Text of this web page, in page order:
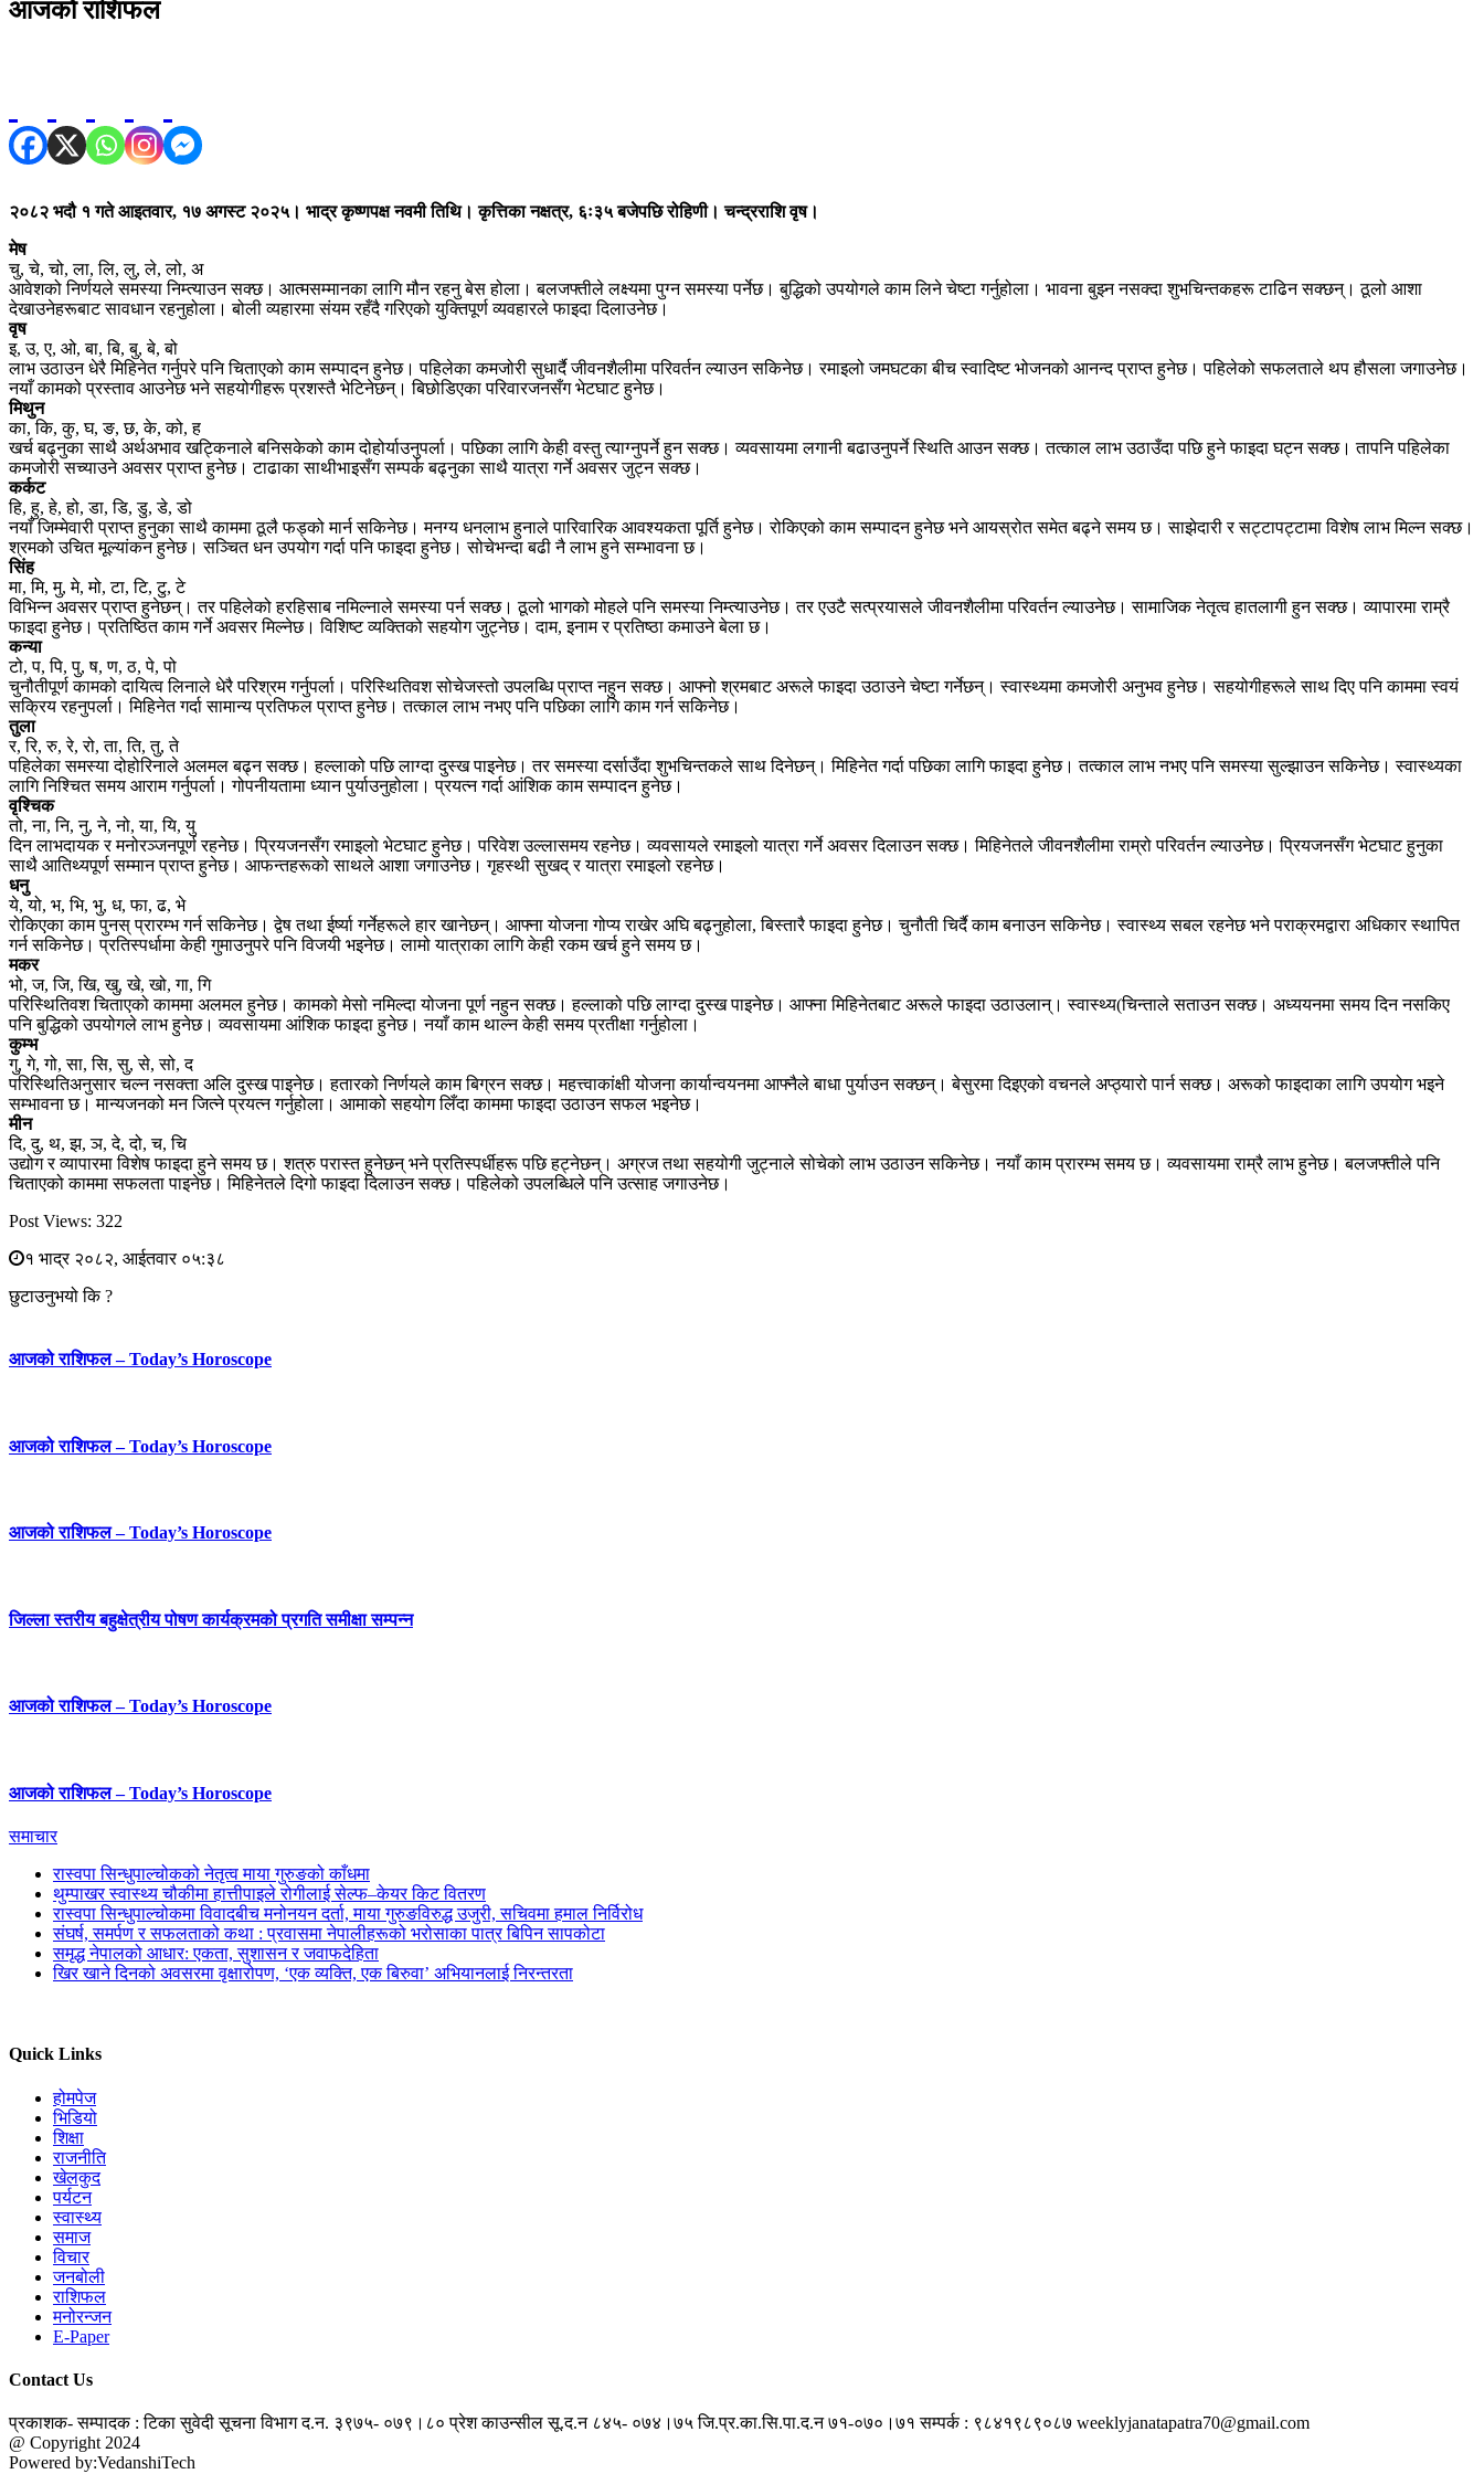
आजको राशिफल
२०८२ भदौ १ गते आइतवार, १७ अगस्ट २०२५। भाद्र कृष्णपक्ष नवमी तिथि। कृत्तिका नक्षत्र, ६ः३५ बजेपछि रोहिणी। चन्द्रराशि वृष।
मेष
चु, चे, चो, ला, लि, लु, ले, लो, अ
आवेशको निर्णयले समस्या निम्त्याउन सक्छ। आत्मसम्मानका लागि मौन रहनु बेस होला। बलजफ्तीले लक्ष्यमा पुग्न समस्या पर्नेछ। बुद्धिको उपयोगले काम लिने चेष्टा गर्नुहोला। भावना बुझ्न नसक्दा शुभचिन्तकहरू टाढिन सक्छन्। ठूलो आशा
देखाउनेहरूबाट सावधान रहनुहोला। बोली व्यहारमा संयम रहँदै गरिएको युक्तिपूर्ण व्यवहारले फाइदा दिलाउनेछ।
वृष
इ, उ, ए, ओ, बा, बि, बु, बे, बो
लाभ उठाउन धेरै मिहिनेत गर्नुपरे पनि चिताएको काम सम्पादन हुनेछ। पहिलेका कमजोरी सुधार्दै जीवनशैलीमा परिवर्तन ल्याउन सकिनेछ। रमाइलो जमघटका बीच स्वादिष्ट भोजनको आनन्द प्राप्त हुनेछ। पहिलेको सफलताले थप हौसला जगाउनेछ।
नयाँ कामको प्रस्ताव आउनेछ भने सहयोगीहरू प्रशस्तै भेटिनेछन्। बिछोडिएका परिवारजनसँग भेटघाट हुनेछ।
मिथुन
का, कि, कु, घ, ङ, छ, के, को, ह
खर्च बढ्नुका साथै अर्थअभाव खट्किनाले बनिसकेको काम दोहोर्याउनुपर्ला। पछिका लागि केही वस्तु त्याग्नुपर्ने हुन सक्छ। व्यवसायमा लगानी बढाउनुपर्ने स्थिति आउन सक्छ। तत्काल लाभ उठाउँदा पछि हुने फाइदा घट्न सक्छ। तापनि पहिलेका
कमजोरी सच्याउने अवसर प्राप्त हुनेछ। टाढाका साथीभाइसँग सम्पर्क बढ्नुका साथै यात्रा गर्ने अवसर जुट्न सक्छ।
कर्कट
हि, हु, हे, हो, डा, डि, डु, डे, डो
नयाँ जिम्मेवारी प्राप्त हुनुका साथै काममा ठूलै फड्को मार्न सकिनेछ। मनग्य धनलाभ हुनाले पारिवारिक आवश्यकता पूर्ति हुनेछ। रोकिएको काम सम्पादन हुनेछ भने आयस्रोत समेत बढ्ने समय छ। साझेदारी र सट्टापट्टामा विशेष लाभ मिल्न सक्छ।
श्रमको उचित मूल्यांकन हुनेछ। सञ्चित धन उपयोग गर्दा पनि फाइदा हुनेछ। सोचेभन्दा बढी नै लाभ हुने सम्भावना छ।
सिंह
मा, मि, मु, मे, मो, टा, टि, टु, टे
विभिन्न अवसर प्राप्त हुनेछन्। तर पहिलेको हरहिसाब नमिल्नाले समस्या पर्न सक्छ। ठूलो भागको मोहले पनि समस्या निम्त्याउनेछ। तर एउटै सत्प्रयासले जीवनशैलीमा परिवर्तन ल्याउनेछ। सामाजिक नेतृत्व हातलागी हुन सक्छ। व्यापारमा राम्रै
फाइदा हुनेछ। प्रतिष्ठित काम गर्ने अवसर मिल्नेछ। विशिष्ट व्यक्तिको सहयोग जुट्नेछ। दाम, इनाम र प्रतिष्ठा कमाउने बेला छ।
कन्या
टो, प, पि, पु, ष, ण, ठ, पे, पो
चुनौतीपूर्ण कामको दायित्व लिनाले धेरै परिश्रम गर्नुपर्ला। परिस्थितिवश सोचेजस्तो उपलब्धि प्राप्त नहुन सक्छ। आफ्नो श्रमबाट अरूले फाइदा उठाउने चेष्टा गर्नेछन्। स्वास्थ्यमा कमजोरी अनुभव हुनेछ। सहयोगीहरूले साथ दिए पनि काममा स्वयं
सक्रिय रहनुपर्ला। मिहिनेत गर्दा सामान्य प्रतिफल प्राप्त हुनेछ। तत्काल लाभ नभए पनि पछिका लागि काम गर्न सकिनेछ।
तुला
र, रि, रु, रे, रो, ता, ति, तु, ते
पहिलेका समस्या दोहोरिनाले अलमल बढ्न सक्छ। हल्लाको पछि लाग्दा दुस्ख पाइनेछ। तर समस्या दर्साउँदा शुभचिन्तकले साथ दिनेछन्। मिहिनेत गर्दा पछिका लागि फाइदा हुनेछ। तत्काल लाभ नभए पनि समस्या सुल्झाउन सकिनेछ। स्वास्थ्यका
लागि निश्चित समय आराम गर्नुपर्ला। गोपनीयतामा ध्यान पुर्याउनुहोला। प्रयत्न गर्दा आंशिक काम सम्पादन हुनेछ।
वृश्चिक
तो, ना, नि, नु, ने, नो, या, यि, यु
दिन लाभदायक र मनोरञ्जनपूर्ण रहनेछ। प्रियजनसँग रमाइलो भेटघाट हुनेछ। परिवेश उल्लासमय रहनेछ। व्यवसायले रमाइलो यात्रा गर्ने अवसर दिलाउन सक्छ। मिहिनेतले जीवनशैलीमा राम्रो परिवर्तन ल्याउनेछ। प्रियजनसँग भेटघाट हुनुका
साथै आतिथ्यपूर्ण सम्मान प्राप्त हुनेछ। आफन्तहरूको साथले आशा जगाउनेछ। गृहस्थी सुखद् र यात्रा रमाइलो रहनेछ।
धनु
ये, यो, भ, भि, भु, ध, फा, ढ, भे
रोकिएका काम पुनस् प्रारम्भ गर्न सकिनेछ। द्वेष तथा ईर्ष्या गर्नेहरूले हार खानेछन्। आफ्ना योजना गोप्य राखेर अघि बढ्नुहोला, बिस्तारै फाइदा हुनेछ। चुनौती चिर्दै काम बनाउन सकिनेछ। स्वास्थ्य सबल रहनेछ भने पराक्रमद्वारा अधिकार स्थापित
गर्न सकिनेछ। प्रतिस्पर्धामा केही गुमाउनुपरे पनि विजयी भइनेछ। लामो यात्राका लागि केही रकम खर्च हुने समय छ।
मकर
भो, ज, जि, खि, खु, खे, खो, गा, गि
परिस्थितिवश चिताएको काममा अलमल हुनेछ। कामको मेसो नमिल्दा योजना पूर्ण नहुन सक्छ। हल्लाको पछि लाग्दा दुस्ख पाइनेछ। आफ्ना मिहिनेतबाट अरूले फाइदा उठाउलान्। स्वास्थ्य(चिन्ताले सताउन सक्छ। अध्ययनमा समय दिन नसकिए
पनि बुद्धिको उपयोगले लाभ हुनेछ। व्यवसायमा आंशिक फाइदा हुनेछ। नयाँ काम थाल्न केही समय प्रतीक्षा गर्नुहोला।
कुम्भ
गु, गे, गो, सा, सि, सु, से, सो, द
परिस्थितिअनुसार चल्न नसक्ता अलि दुस्ख पाइनेछ। हतारको निर्णयले काम बिग्रन सक्छ। महत्त्वाकांक्षी योजना कार्यान्वयनमा आफ्नैले बाधा पुर्याउन सक्छन्। बेसुरमा दिइएको वचनले अप्ठ्यारो पार्न सक्छ। अरूको फाइदाका लागि उपयोग भइने
सम्भावना छ। मान्यजनको मन जित्ने प्रयत्न गर्नुहोला। आमाको सहयोग लिँदा काममा फाइदा उठाउन सफल भइनेछ।
मीन
दि, दु, थ, झ, ञ, दे, दो, च, चि
उद्योग र व्यापारमा विशेष फाइदा हुने समय छ। शत्रु परास्त हुनेछन् भने प्रतिस्पर्धीहरू पछि हट्नेछन्। अग्रज तथा सहयोगी जुट्नाले सोचेको लाभ उठाउन सकिनेछ। नयाँ काम प्रारम्भ समय छ। व्यवसायमा राम्रै लाभ हुनेछ। बलजफ्तीले पनि
चिताएको काममा सफलता पाइनेछ। मिहिनेतले दिगो फाइदा दिलाउन सक्छ। पहिलेको उपलब्धिले पनि उत्साह जगाउनेछ।
Post Views: 322
१ भाद्र २०८२, आईतवार ०५:३८
छुटाउनुभयो कि ?
आजको राशिफल – Today’s Horoscope
आजको राशिफल – Today’s Horoscope
आजको राशिफल – Today’s Horoscope
जिल्ला स्तरीय बहुक्षेत्रीय पोषण कार्यक्रमको प्रगति समीक्षा सम्पन्न
आजको राशिफल – Today’s Horoscope
आजको राशिफल – Today’s Horoscope
समाचार
रास्वपा सिन्धुपाल्चोकको नेतृत्व माया गुरुङको काँधमा
थुम्पाखर स्वास्थ्य चौकीमा हात्तीपाइले रोगीलाई सेल्फ–केयर किट वितरण
रास्वपा सिन्धुपाल्चोकमा विवादबीच मनोनयन दर्ता, माया गुरुङविरुद्ध उजुरी, सचिवमा हमाल निर्विरोध
संघर्ष, समर्पण र सफलताको कथा : प्रवासमा नेपालीहरूको भरोसाका पात्र बिपिन सापकोटा
समृद्ध नेपालको आधार: एकता, सुशासन र जवाफदेहिता
खिर खाने दिनको अवसरमा वृक्षारोपण, ‘एक व्यक्ति, एक बिरुवा’ अभियानलाई निरन्तरता
Quick Links
होमपेज
भिडियो
शिक्षा
राजनीति
खेलकुद
पर्यटन
स्वास्थ्य
समाज
विचार
जनबोली
राशिफल
मनोरन्जन
E-Paper
Contact Us
प्रकाशक- सम्पादक : टिका सुवेदी सूचना विभाग द.न. ३९७५- ०७९।८० प्रेश काउन्सील सू.द.न ८४५- ०७४।७५ जि.प्र.का.सि.पा.द.न ७१-०७०।७१ सम्पर्क : ९८४१९८९०८७ weeklyjanatapatra70@gmail.com
@ Copyright 2024
Powered by:VedanshiTech